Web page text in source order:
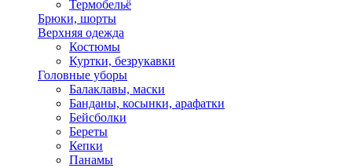
Термобельё
Брюки, шорты
Верхняя одежда
Костюмы
Куртки, безрукавки
Головные уборы
Балаклавы, маски
Банданы, косынки, арафатки
Бейсболки
Береты
Кепки
Панамы